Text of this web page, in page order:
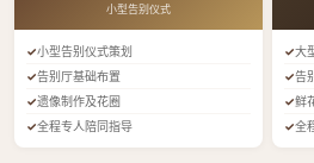
小型告别仪式
小型告别仪式策划
告别厅基础布置
遗像制作及花圈
全程专人陪同指导
大
告
鲜
全